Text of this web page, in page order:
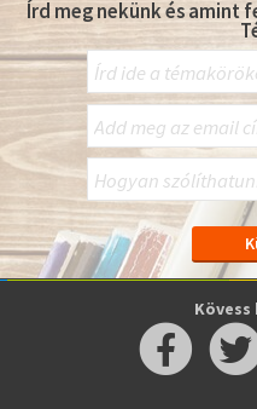
Írd meg nekünk és amint